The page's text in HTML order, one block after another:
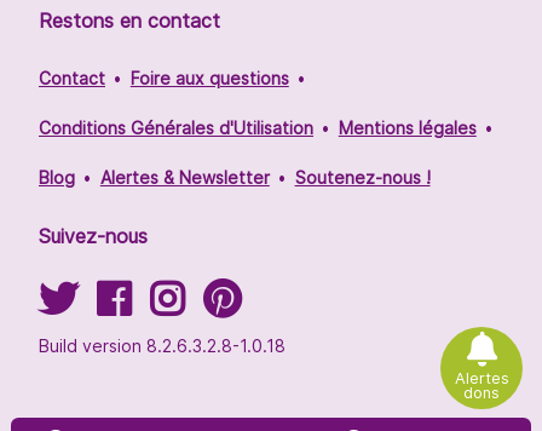
Alertes
dons
Restons en contact
Contact Foire aux questions
Conditions Générales d'Utilisation Mentions légales
Blog Alertes & Newsletter Soutenez-nous !
Suivez-nous
Build version 8.2.6.3.2.8-1.0.18